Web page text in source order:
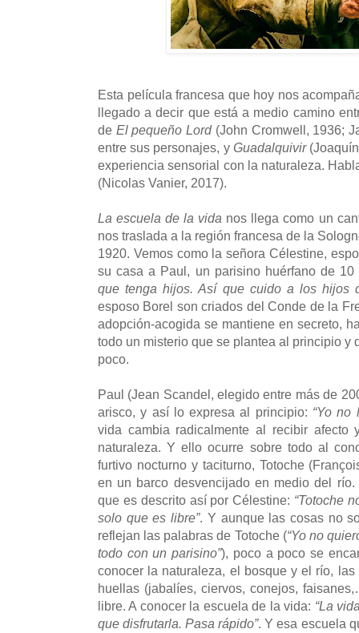
Esta película francesa que hoy nos
llegado a decir que está a medio camino
de El pequeño Lord(John Cromwell, 1936;
entre sus personajes, y Guadalquivir(Joaquín
experiencia sensorial con la naturaleza.
(Nicolas Vanier, 2017).
La escuela de la vida nos llega como un
nos traslada a la región francesa de la
1920. Vemos como la señora Célestine,
su casa a Paul, un parisino huérfano de
que tenga hijos. Así que cuido a los hijos
esposo Borel son criados del Conde de la
adopción-acogida se mantiene en secreto,
todo un misterio que se plantea al principio y
poco.
Paul (Jean Scandel, elegido entre más de
arisco, y así lo expresa al principio: “Yo no
vida cambia radicalmente al recibir
naturaleza. Y ello ocurre sobre todo al
furtivo nocturno y taciturno, Totoche
en un barco desvencijado en medio del
que es descrito así por Célestine: “Totoche
solo que es libre”. Y aunque las cosas no
reflejan las palabras de Totoche (“Yo no
todo con un parisino”), poco a poco se
conocer la naturaleza, el bosque y el río,
huellas (jabalíes, ciervos, conejos,
libre. A conocer la escuela de la vida: “La
que disfrutarla. Pasa rápido”. Y esa escuela